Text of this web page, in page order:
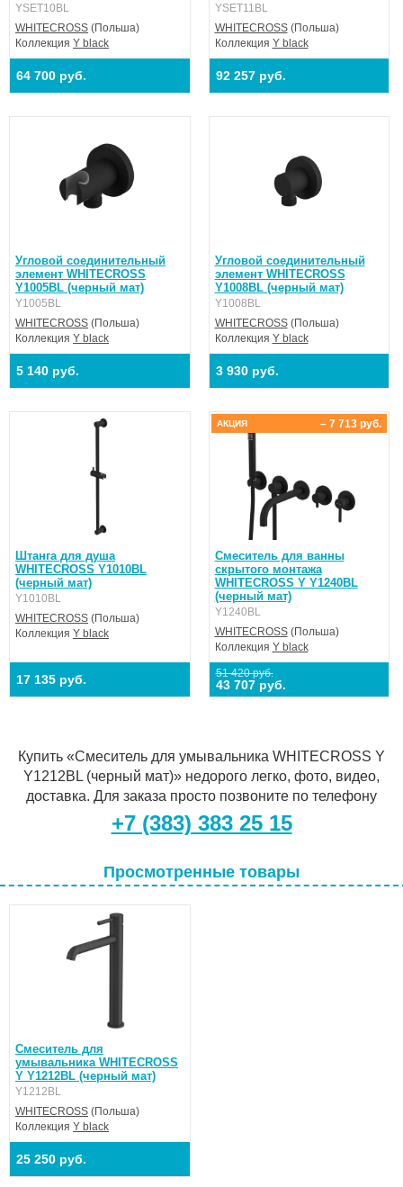
YSET10BL
WHITECROSS (Польша)
Коллекция Y black
64 700 руб.
YSET11BL
WHITECROSS(Польша)
Коллекция Y black
92 257 руб.
Угловой соединительный
элемент WHITECROSS
Y1005BL (черный мат)
Y1005BL
WHITECROSS (Польша)
Коллекция Y black
5 140 руб.
Угловой соединительный
элемент WHITECROSS
Y1008BL (черный мат)
Y1008BL
WHITECROSS(Польша)
Коллекция Y black
3 930 руб.
Штанга для душа
WHITECROSS Y1010BL
(черный мат)
Y1010BL
WHITECROSS (Польша)
Коллекция Y black
17 135 руб.
Смеситель для ванны
скрытого монтажа
WHITECROSS Y Y1240BL
(черный мат)
Y1240BL
WHITECROSS(Польша)
Коллекция Y black
51 420 руб.
43 707 руб.
– 7 713 руб.
АКЦИЯ
Купить «Смеситель для умывальника WHITECROSS Y
Y1212BL (черный мат)» недорого легко, фото, видео,
доставка. Для заказа просто позвоните по телефону
+7 (383) 383 25 15
Просмотренные товары
Смеситель для
умывальника WHITECROSS
Y Y1212BL (черный мат)
Y1212BL
WHITECROSS (Польша)
Коллекция Y black
25 250 руб.